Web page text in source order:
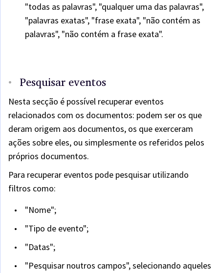
"todas as palavras", "qualquer uma das palavras",
"palavras exatas", "frase exata", "não contém as
palavras", "não contém a frase exata".
Pesquisar eventos
Nesta secção é possível recuperar eventos
relacionados com os documentos: podem ser os que
deram origem aos documentos, os que exerceram
ações sobre eles, ou simplesmente os referidos pelos
próprios documentos.
Para recuperar eventos pode pesquisar utilizando
filtros como:
"Nome";
"Tipo de evento";
"Datas";
"Pesquisar noutros campos", selecionando aqueles